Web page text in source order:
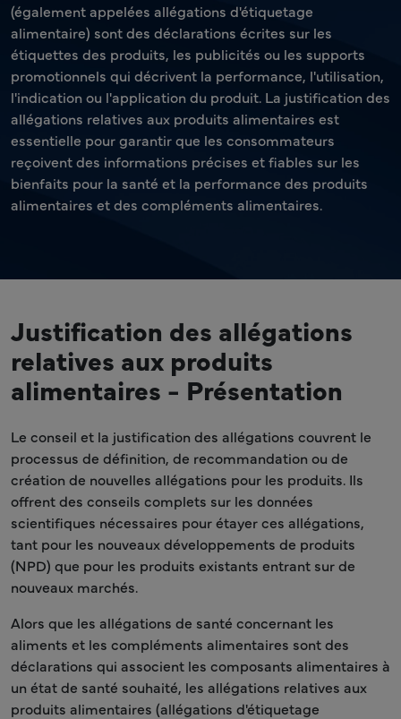
(également appelées allégations d'étiquetage
alimentaire) sont des déclarations écrites sur les
étiquettes des produits, les publicités ou les supports
promotionnels qui décrivent la performance, l'utilisation,
l'indication ou l'application du produit. La justification des
allégations relatives aux produits alimentaires est
essentielle pour garantir que les consommateurs
reçoivent des informations précises et fiables sur les
bienfaits pour la santé et la performance des produits
alimentaires et des compléments alimentaires.
Justification des allégations
relatives aux produits
alimentaires - Présentation
Le conseil et la justification des allégations couvrent le
processus de définition, de recommandation ou de
création de nouvelles allégations pour les produits. Ils
offrent des conseils complets sur les données
scientifiques nécessaires pour étayer ces allégations,
tant pour les nouveaux développements de produits
(NPD) que pour les produits existants entrant sur de
nouveaux marchés.
Alors que les allégations de santé concernant les
aliments et les compléments alimentaires sont des
déclarations qui associent les composants alimentaires à
un état de santé souhaité, les allégations relatives aux
produits alimentaires (allégations d'étiquetage